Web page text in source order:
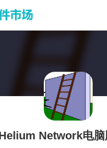
Helium Network电脑